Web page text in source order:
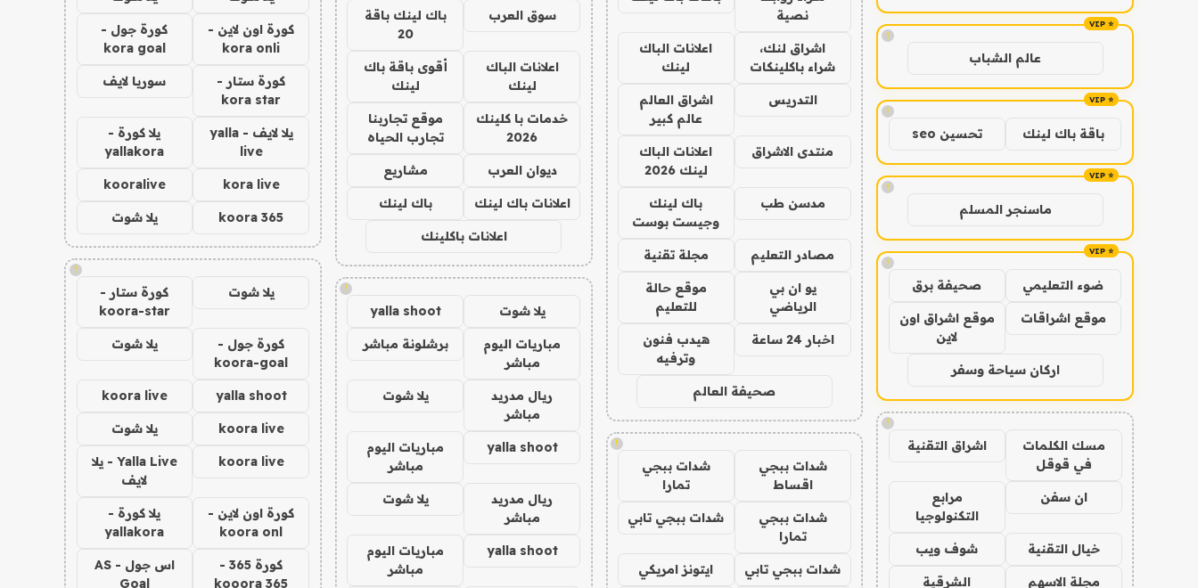
!
عالم الشباب
!
باقة باك لينك تحسين seo
!
ماسنجر المسلم
!
ضوء التعليمي صحيفة برق
موقع اشراقات
موقع اشراق اون
لاين
اركان سياحة وسفر
!
مسك الكلمات
في قوقل
اشراق التقنية
ان سفن
مرابع
التكنولوجيا
خيال التقنية شوف ويب
مجلة الاسهم الشرقية
نصية
اشراق لنك،
شراء باكلينكات
اعلانات الباك
لينك
التدريس
اشراق العالم
عالم كبير
منتدى الاشراق
اعلانات الباك
لينك 2026
مدسن طب
باك لينك
وجيست بوست
مصادر التعليم مجلة تقنية
يو ان بي
الرياضي
موقع حالة
للتعليم
اخبار 24 ساعة
هيدب فنون
وترفيه
صحيفة العالم
!
شدات ببجي
اقساط
شدات ببجي
تمارا
شدات ببجي
تمارا
شدات ببجي تابي
شدات ببجي تابي ايتونز امريكي
سوق العرب
باك لينك باقة
20
اعلانات الباك
لينك
أقوى باقة باك
لينك
خدمات با كلينك
2026
موقع تجاربنا
تجارب الحياه
ديوان العرب مشاريع
اعلانات باك لينك باك لينك
اعلانات باكلينك
!
يلا شوت yalla shoot
مباريات اليوم
مباشر
برشلونة مباشر
ريال مدريد
مباشر
يلا شوت
yalla shoot
مباريات اليوم
مباشر
ريال مدريد
مباشر
يلا شوت
yalla shoot
مباريات اليوم
مباشر
كورة اون لاين -
kora onli
كورة جول -
kora goal
كورة ستار -
kora star
سوريا لايف
يلا لايف - yalla
live
يلا كورة -
yallakora
kora live
kooralive
koora 365 يلا شوت
!
يلا شوت
كورة ستار -
koora-star
كورة جول -
koora-goal
يلا شوت
yalla shoot
koora live
koora live يلا شوت
koora live
Yalla Live - يلا
لايف
كورة اون لاين -
koora onl
يلا كورة -
yallakora
كورة 365 -
kooora 365
اس جول - AS
Goal